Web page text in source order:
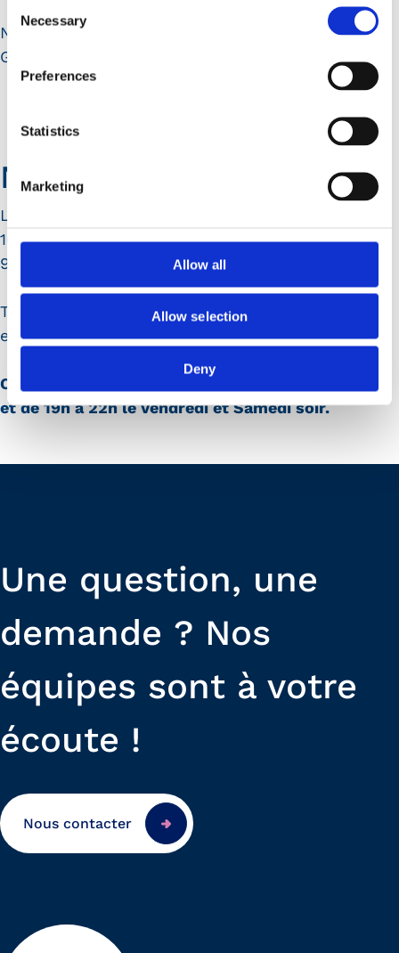
Selection
Necessary
Preferences
Statistics
Marketing
Allow all
Allow selection
Deny
Nous sommes très fiers d’être bien noté sur
Google.
Nous trouver
La Table de Sillery
10 rue de Charaintru
91360 Épinay-sur-Orge
Tel : +33 (0)1 69 79 36 28
email:latabledesillery@ffbs-sillery.com
Ouvert du Mardi au Vendredi de 12h00 à 13h45
et de 19h à 22h le Vendredi et Samedi soir.
Une question, une
demande ? Nos
équipes sont à votre
écoute !
Nous contacter